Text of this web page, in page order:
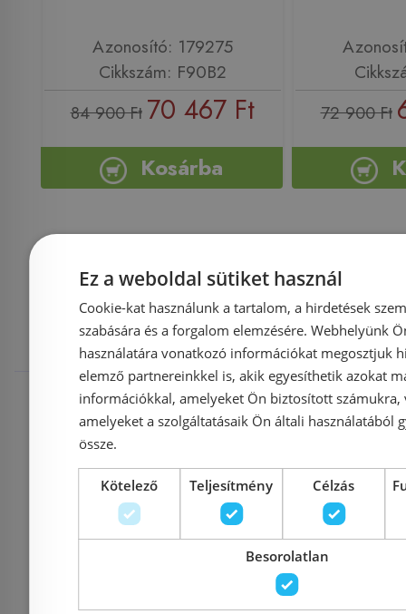
Azonosító: 179275
Cikkszám: F90B2
84 900 Ft 70 467 Ft
Kosárba
72 900 Ft
Mások
megnézték
-20%
Rendelésre Rendelésre
Ez a weboldal sütiket használ
Cookie-kat használunk a tartalom, a hirdetések
szabására és a forgalom elemzésére. Webhelyünk
használatára vonatkozó információkat megosztjuk
elemző partnereinkkel is, akik egyesíthetik azokat
információkkal, amelyeket Ön biztosított számukra,
amelyeket a szolgáltatásaik Ön általi használatából
össze.
Kötelező Teljesítmény Célzás
Besorolatlan